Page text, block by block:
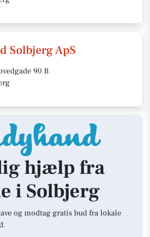
Solbjerg ApS
90 B
hjælp fra
i Solbjerg
og modtag gratis bud fra lokale